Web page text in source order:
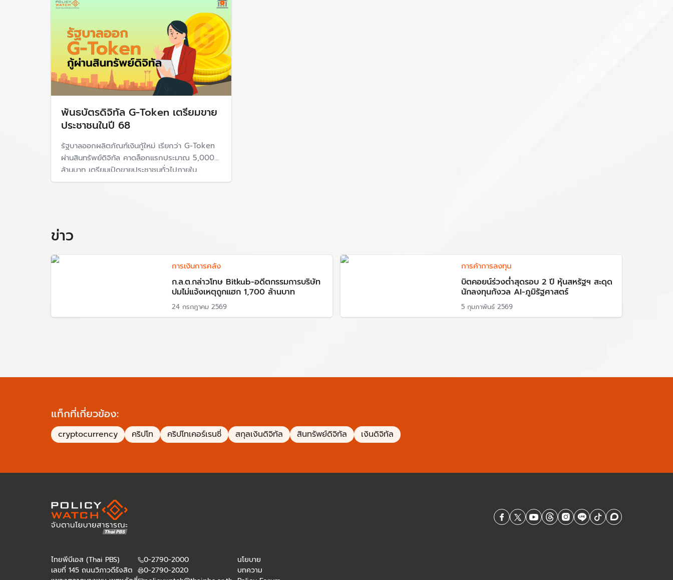
พันธบัตรดิจิทัล G-Token เตรียมขาย
ประชาชนในปี 68
รัฐบาลออกผลิตภัณฑ์เงินกู้ใหม่ เรียกว่า G-Token
ผ่านสินทรัพย์ดิจิทัล คาดล็อกแรกประมาณ 5,000
ล้านบาท เตรียมเปิดขายประชาชนทั่วไปภายใน
ปีงบประมาณ 68 ผ่านธนาคารหรือโบรกเกอร์ แต่
ข่าว
การเงินการคลัง
ก.ล.ต.กล่าวโทษ Bitkub-อดีตกรรมการบริษัท
ปมไม่แจ้งเหตุถูกแฮก 1,700 ล้านบาท
24 กรกฎาคม 2569
การค้าการลงทุน
บิตคอยน์ร่วงต่ำสุดรอบ 2 ปี หุ้นสหรัฐฯ สะดุด
นักลงทุนกังวล AI-ภูมิรัฐศาสตร์
5 กุมภาพันธ์ 2569
แท็กที่เกี่ยวข้อง:
cryptocurrency คริปโท คริปโทเคอร์เรนซี่ สกุลเงินดิจิทัล สินทรัพย์ดิจิทัล เงินดิจิทัล
ไทยพีบีเอส (Thai PBS)
เลขที่ 145 ถนนวิภาวดีรังสิต
0-2790-2000
0-2790-2020
นโยบาย
บทความ